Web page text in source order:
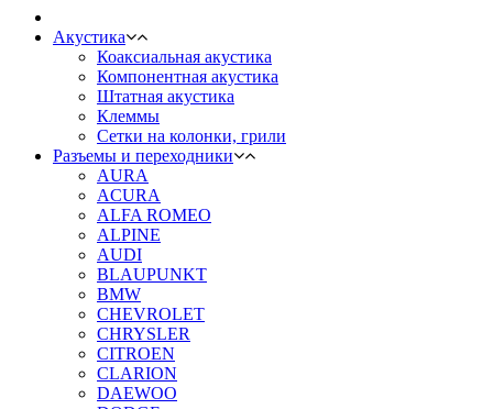
Акустика
Коаксиальная акустика
Компонентная акустика
Штатная акустика
Клеммы
Сетки на колонки, грили
Разъемы и переходники
AURA
ACURA
ALFA ROMEO
ALPINE
AUDI
BLAUPUNKT
BMW
CHEVROLET
CHRYSLER
CITROEN
CLARION
DAEWOO